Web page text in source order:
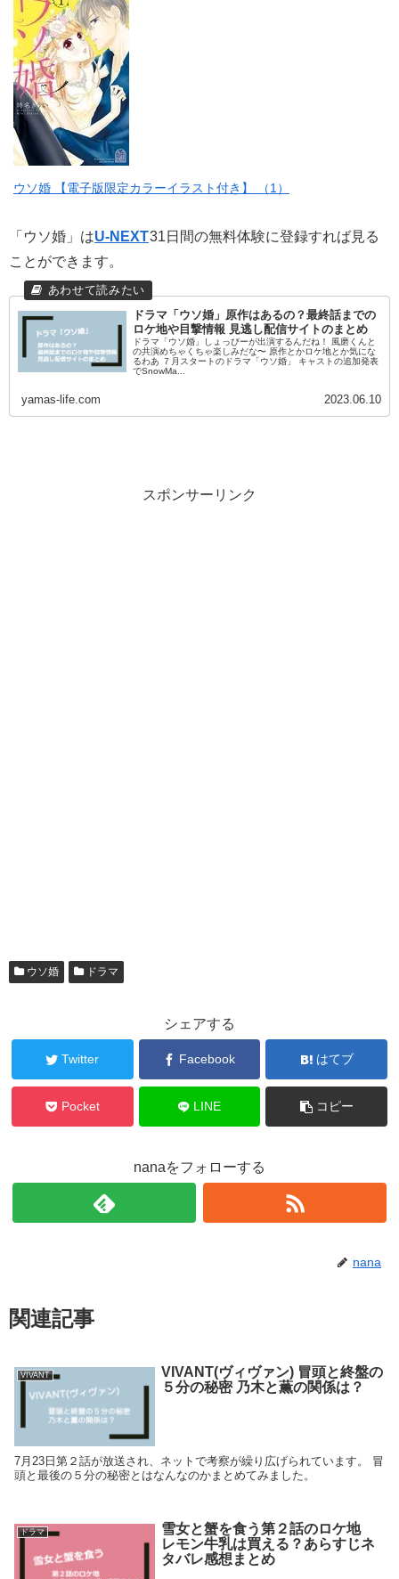
ウソ婚 【電子版限定カラーイラスト付き】 （1）
「ウソ婚」はU-NEXT31日間の無料体験に登録すれば見る
ことができます。
ドラマ「ウソ婚」原作はあるの？最終話までの
ロケ地や目撃情報 見逃し配信サイトのまとめ
ドラマ「ウソ婚」しょっぴーが出演するんだね！ 風磨くんと
の共演めちゃくちゃ楽しみだな〜 原作とかロケ地とか気にな
るわあ ７月スタートのドラマ「ウソ婚」 キャストの追加発表
でSnowMa...
yamas-life.com 2023.06.10
スポンサーリンク
ウソ婚 ドラマ
シェアする
Twitter Facebook はてブ
Pocket LINE コピー
nanaをフォローする
nana
関連記事
VIVANT
VIVANT(ヴィヴァン) 冒頭と終盤の
５分の秘密 乃木と薫の関係は？
7月23日第２話が放送され、ネットで考察が繰り広げられています。 冒
頭と最後の５分の秘密とはなんなのかまとめてみました。
ドラマ
雪女と蟹を食う第２話のロケ地
レモン牛乳は買える？あらすじネ
タバレ感想まとめ